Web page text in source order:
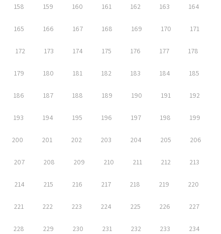
158 159 160 161 162 163 164
165 166 167 168 169 170 171
172 173 174 175 176 177 178
179 180 181 182 183 184 185
186 187 188 189 190 191 192
193 194 195 196 197 198 199
200 201 202 203 204 205 206
207 208 209 210 211 212 213
214 215 216 217 218 219 220
221 222 223 224 225 226 227
228 229 230 231 232 233 234